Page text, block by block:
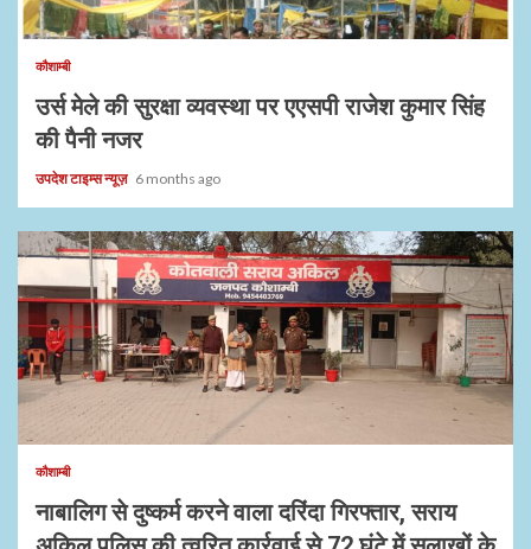
कौशाम्बी
उर्स मेले की सुरक्षा व्यवस्था पर एएसपी राजेश कुमार सिंह
की पैनी नजर
उपदेश टाइम्स न्यूज़ 6 months ago
1 min read
कौशाम्बी
नाबालिग से दुष्कर्म करने वाला दरिंदा गिरफ्तार, सराय